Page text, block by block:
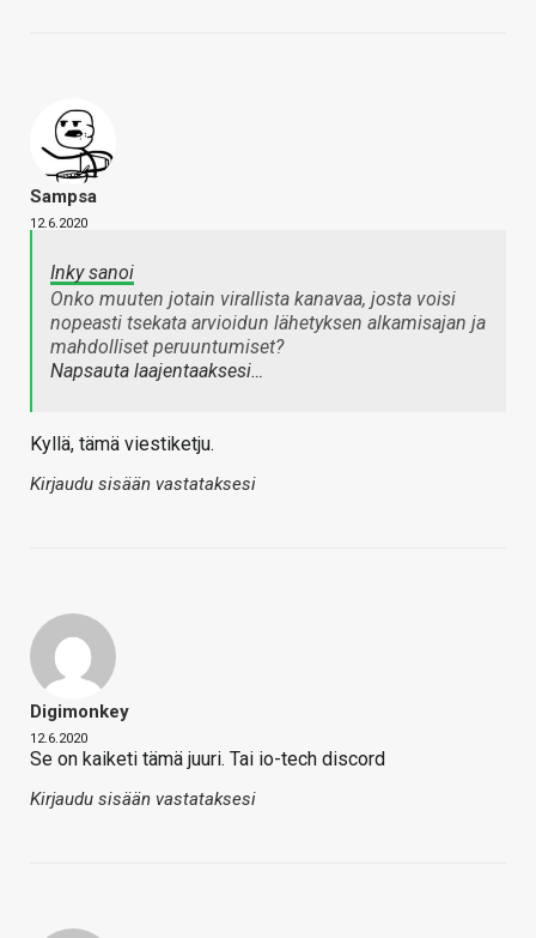
Sampsa
12.6.2020
Inky sanoi
Onko muuten jotain virallista kanavaa, josta voisi
nopeasti tsekata arvioidun lähetyksen alkamisajan ja
mahdolliset peruuntumiset?
Napsauta laajentaaksesi…
Kyllä, tämä viestiketju.
Kirjaudu sisään vastataksesi
Digimonkey
12.6.2020
Se on kaiketi tämä juuri. Tai io-tech discord
Kirjaudu sisään vastataksesi